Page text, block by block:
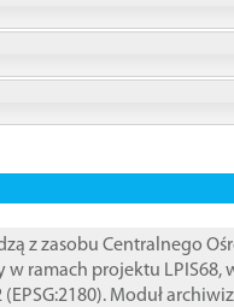
z zasobu Centralnego
w ramach projektu LPIS68,
(EPSG:2180). Moduł